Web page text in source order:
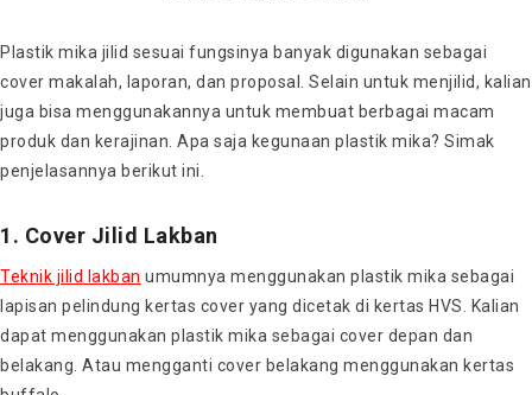
Plastik mika jilid sesuai fungsinya banyak digunakan sebagai
cover makalah, laporan, dan proposal. Selain untuk menjilid, kalian
juga bisa menggunakannya untuk membuat berbagai macam
produk dan kerajinan. Apa saja kegunaan plastik mika? Simak
penjelasannya berikut ini.
1. Cover Jilid Lakban
Teknik jilid lakban umumnya menggunakan plastik mika sebagai
lapisan pelindung kertas cover yang dicetak di kertas HVS. Kalian
dapat menggunakan plastik mika sebagai cover depan dan
belakang. Atau mengganti cover belakang menggunakan kertas